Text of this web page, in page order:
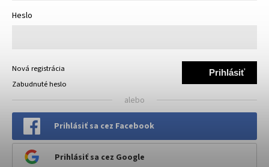
Heslo
Prihlásiť
Nová registrácia
Zabudnuté heslo
alebo
Prihlásiť sa cez Facebook
Prihlásiť sa cez Google